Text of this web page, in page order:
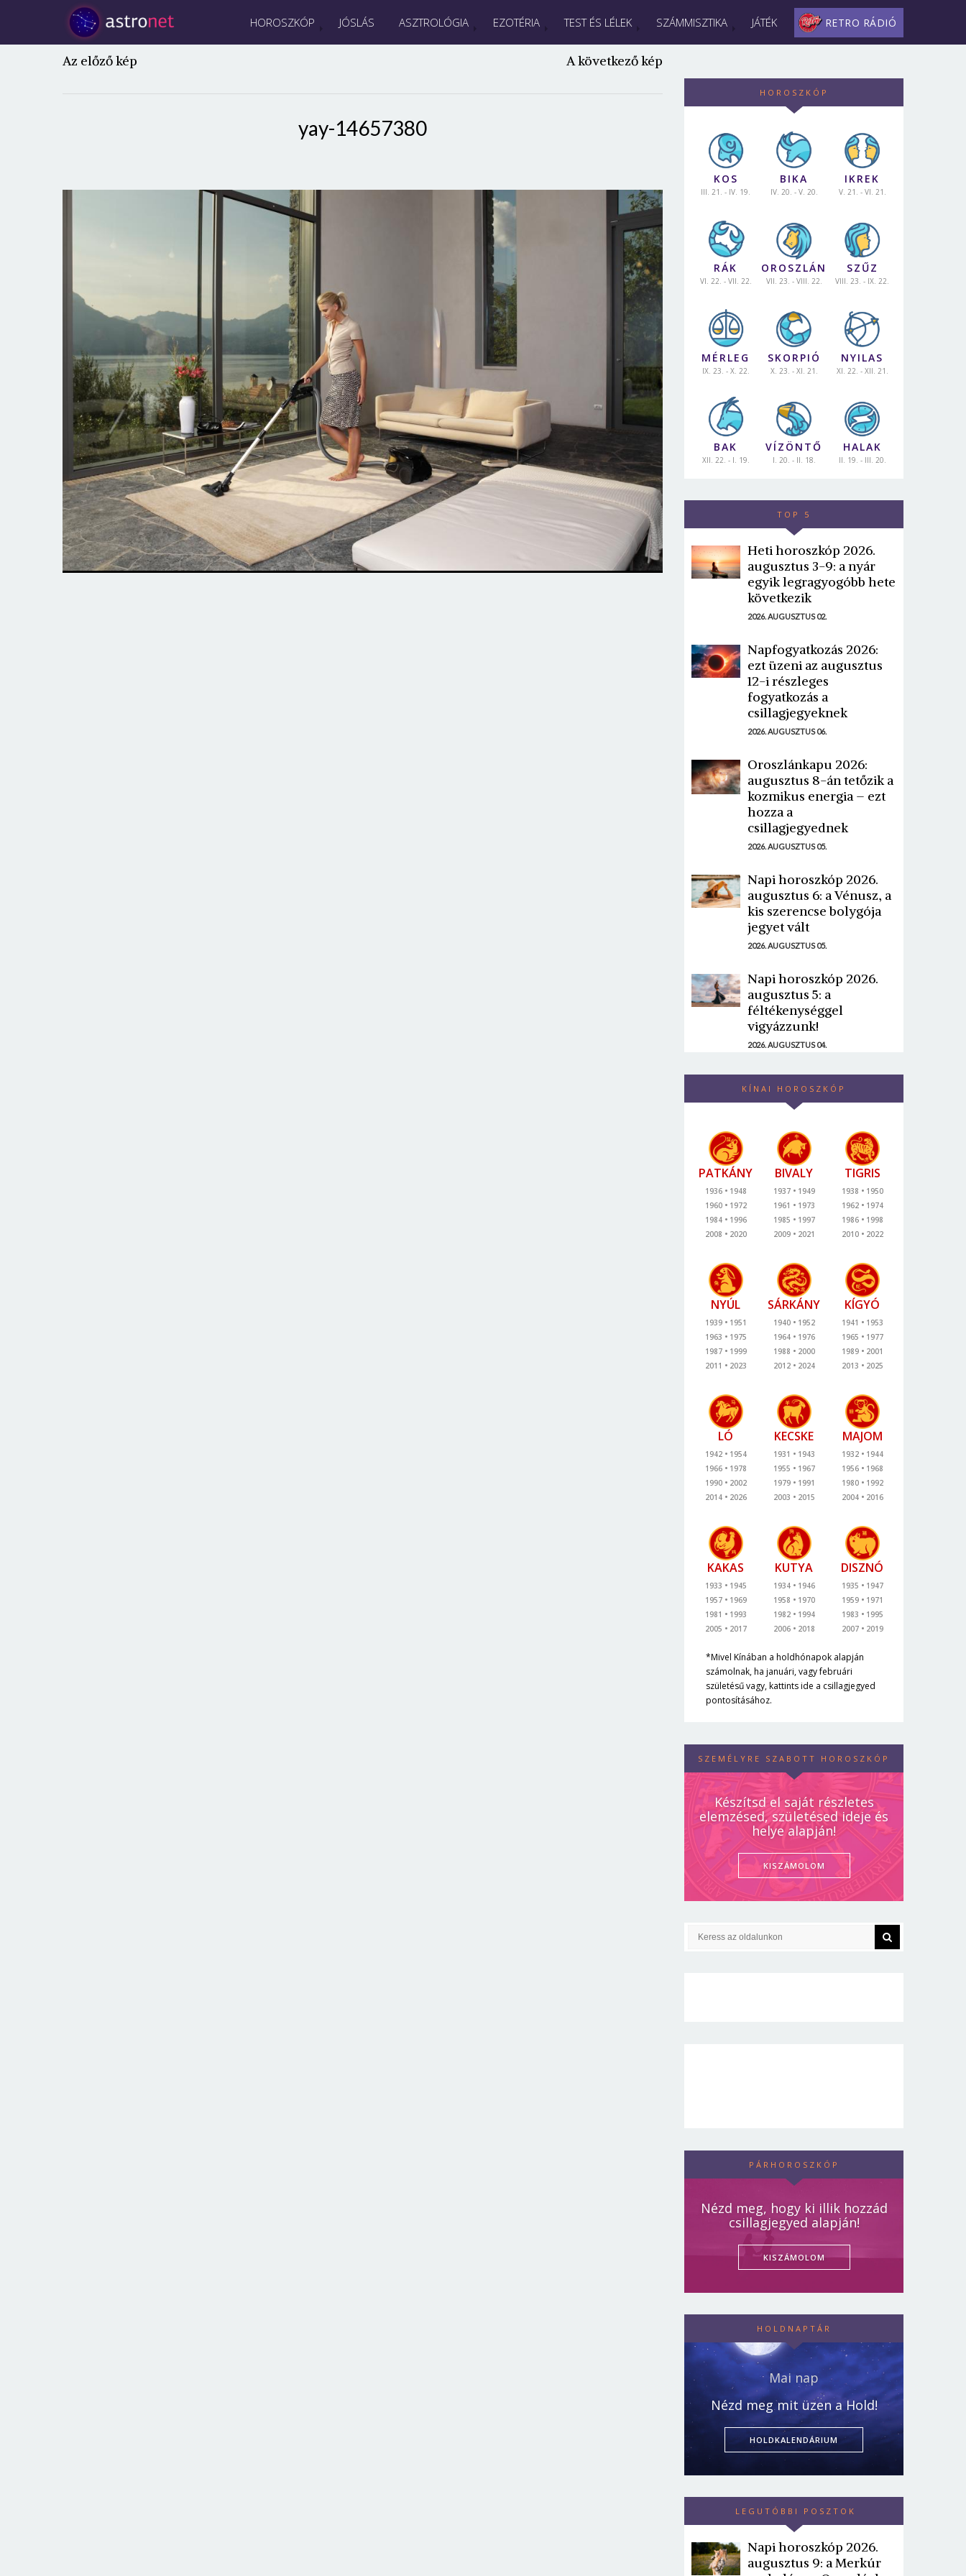
HOROSZKÓP JÓSLÁS ASZTROLÓGIA EZOTÉRIA TEST ÉS LÉLEK SZÁMMISZTIKA JÁTÉK RETRO RÁDIÓ
Az előző kép A következő kép
yay-14657380
HOROSZKÓP
KOS
III. 21. - IV. 19.
BIKA
IV. 20. - V. 20.
IKREK
V. 21. - VI. 21.
RÁK
VI. 22. - VII. 22.
OROSZLÁN
VII. 23. - VIII. 22.
SZŰZ
VIII. 23. - IX. 22.
MÉRLEG
IX. 23. - X. 22.
SKORPIÓ
X. 23. - XI. 21.
NYILAS
XI. 22. - XII. 21.
BAK
XII. 22. - I. 19.
VÍZÖNTŐ
I. 20. - II. 18.
HALAK
II. 19. - III. 20.
TOP 5
Heti horoszkóp 2026.
augusztus 3-9: a nyár
egyik legragyogóbb hete
következik
2026. AUGUSZTUS 02.
Napfogyatkozás 2026:
ezt üzeni az augusztus
12-i részleges
fogyatkozás a
csillagjegyeknek
2026. AUGUSZTUS 06.
Oroszlánkapu 2026:
augusztus 8-án tetőzik a
kozmikus energia – ezt
hozza a
csillagjegyednek
2026. AUGUSZTUS 05.
Napi horoszkóp 2026.
augusztus 6: a Vénusz, a
kis szerencse bolygója
jegyet vált
2026. AUGUSZTUS 05.
Napi horoszkóp 2026.
augusztus 5: a
féltékenységgel
vigyázzunk!
2026. AUGUSZTUS 04.
KÍNAI HOROSZKÓP
PATKÁNY
1936
1948
1960
1972
1984
1996
2008
2020
BIVALY
1937
1949
1961
1973
1985
1997
2009
2021
TIGRIS
1938
1950
1962
1974
1986
1998
2010
2022
NYÚL
1939
1951
1963
1975
1987
1999
2011
2023
SÁRKÁNY
1940
1952
1964
1976
1988
2000
2012
2024
KÍGYÓ
1941
1953
1965
1977
1989
2001
2013
2025
LÓ
1942
1954
1966
1978
1990
2002
2014
2026
KECSKE
1931
1943
1955
1967
1979
1991
2003
2015
MAJOM
1932
1944
1956
1968
1980
1992
2004
2016
KAKAS
1933
1945
1957
1969
1981
1993
2005
2017
KUTYA
1934
1946
1958
1970
1982
1994
2006
2018
DISZNÓ
1935
1947
1959
1971
1983
1995
2007
2019
*Mivel Kínában a holdhónapok alapján
számolnak, ha januári, vagy februári
születésű vagy, kattints ide a csillagjegyed
pontosításához.
SZEMÉLYRE SZABOTT HOROSZKÓP
Készítsd el saját részletes
elemzésed, születésed ideje és
helye alapján!
KISZÁMOLOM
PÁRHOROSZKÓP
Nézd meg, hogy ki illik hozzád
csillagjegyed alapján!
KISZÁMOLOM
HOLDNAPTÁR
Mai nap
Nézd meg mit üzen a Hold!
HOLDKALENDÁRIUM
LEGUTÓBBI POSZTOK
Napi horoszkóp 2026.
augusztus 9: a Merkúr